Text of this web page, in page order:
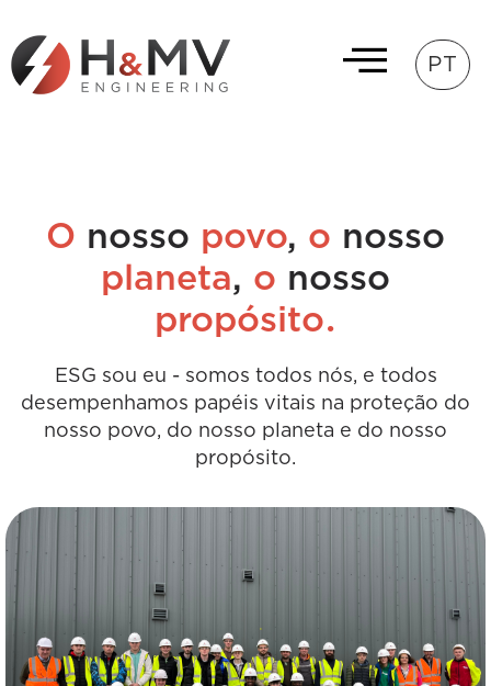
PT
O nosso povo, o nosso
planeta, o nosso
propósito.
ESG sou eu - somos todos nós, e todos
desempenhamos papéis vitais na proteção do
nosso povo, do nosso planeta e do nosso
propósito.